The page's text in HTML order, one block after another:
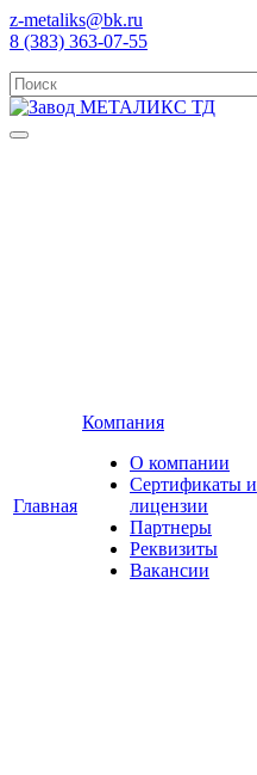
z-metaliks@bk.ru
8 (383) 363-07-55
Главная
Компания
О компании
Сертификаты и
лицензии
Партнеры
Реквизиты
Вакансии